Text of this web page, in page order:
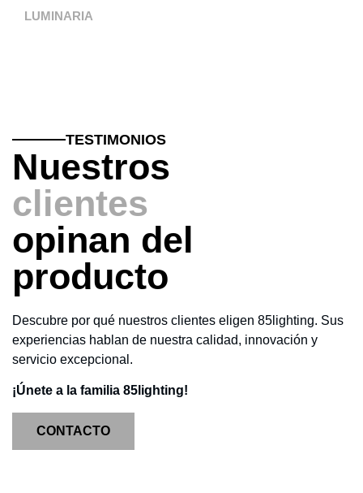
LUMINARIA
TESTIMONIOS
Nuestros
clientes
opinan del
producto
Descubre por qué nuestros clientes eligen 85lighting. Sus
experiencias hablan de nuestra calidad, innovación y
servicio excepcional.
¡Únete a la familia 85lighting!
CONTACTO